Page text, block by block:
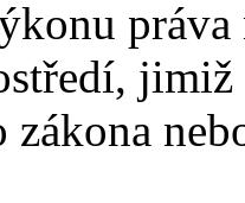
práva
zákona